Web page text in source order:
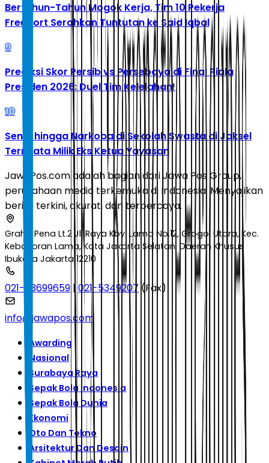
Bertahun-Tahun Mogok Kerja, Tim 10 Pekerja
Freeport Serahkan Tuntutan ke Said Iqbal
9
Prediksi Skor Persib vs Persebaya di Final Piala
Presiden 2026: Duel Tim Kelelahan!
10
Senpi hingga Narkoba di Sekolah Swasta di Jaksel
Ternyata Milik Eks Ketua Yayasan
JawaPos.com adalah bagian dari Jawa Pos Group,
perusahaan media terkemuka di Indonesia. Menyajikan
berita terkini, akurat, dan terpercaya.
Graha Pena Lt.2 Jl. Raya Kby. Lama No.12, Grogol Utara, Kec.
Kebayoran Lama, Kota Jakarta Selatan, Daerah Khusus
Ibukota Jakarta 12210
021-53699659 |021-5349207 (Fax)
info@jawapos.com
Awarding
Nasional
Surabaya Raya
Sepak Bola Indonesia
Sepak Bola Dunia
Ekonomi
Oto Dan Tekno
Arsitektur Dan Desain